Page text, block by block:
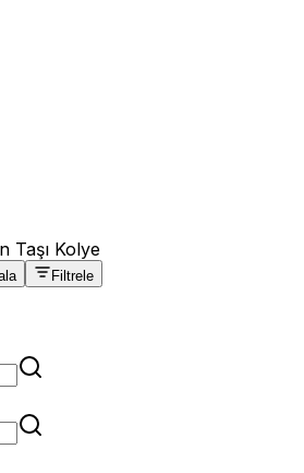
Taşı Kolye
Filtrele